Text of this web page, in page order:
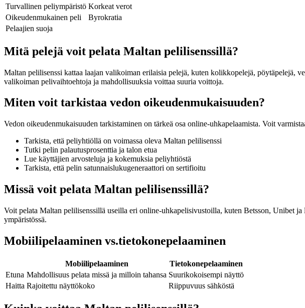
Turvallinen peliympäristö Korkeat verot
Oikeudenmukainen peli
Byrokratia
Pelaajien suoja
Mitä pelejä voit pelata Maltan pelilisenssillä?
Maltan pelilisenssi kattaa laajan valikoiman erilaisia pelejä, kuten kolikkopelejä, pöytäpelejä,
valikoiman pelivaihtoehtoja ja mahdollisuuksia voittaa suuria voittoja.
Miten voit tarkistaa vedon oikeudenmukaisuuden?
Vedon oikeudenmukaisuuden tarkistaminen on tärkeä osa online-uhkapelaamista. Voit
Tarkista, että peliyhtiöllä on voimassa oleva Maltan pelilisenssi
Tutki pelin palautusprosenttia ja talon etua
Lue käyttäjien arvosteluja ja kokemuksia peliyhtiöstä
Tarkista, että pelin satunnaislukugeneraattori on sertifioitu
Missä voit pelata Maltan pelilisenssillä?
Voit pelata Maltan pelilisenssillä useilla eri online-uhkapelisivustoilla, kuten Betsson, Unibet
ympäristössä.
Mobiilipelaaminen vs.tietokonepelaaminen
Mobiilipelaaminen
Tietokonepelaaminen
Etuna Mahdollisuus pelata missä ja milloin tahansa Suurikokoisempi näyttö
Haitta Rajoitettu näyttökoko Riippuvuus sähköstä